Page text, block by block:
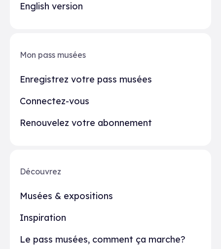
English version
Découvrez
Musées & expositions
Inspiration
Le pass musées, comment ça marche?
Mon pass musées
Enregistrez votre pass musées
Connectez-vous
Renouvelez votre abonnement